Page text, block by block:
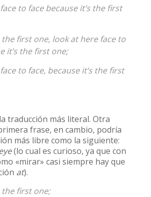
to face because it’s the first
the first one, look at here face to
it’s the first one;
to face, because it’s the first
traducción más literal. Otra
frase, en cambio, podría
más libre como la siguiente:
(lo cual es curioso, ya que con
«mirar» casi siempre hay que
at).
the first one;